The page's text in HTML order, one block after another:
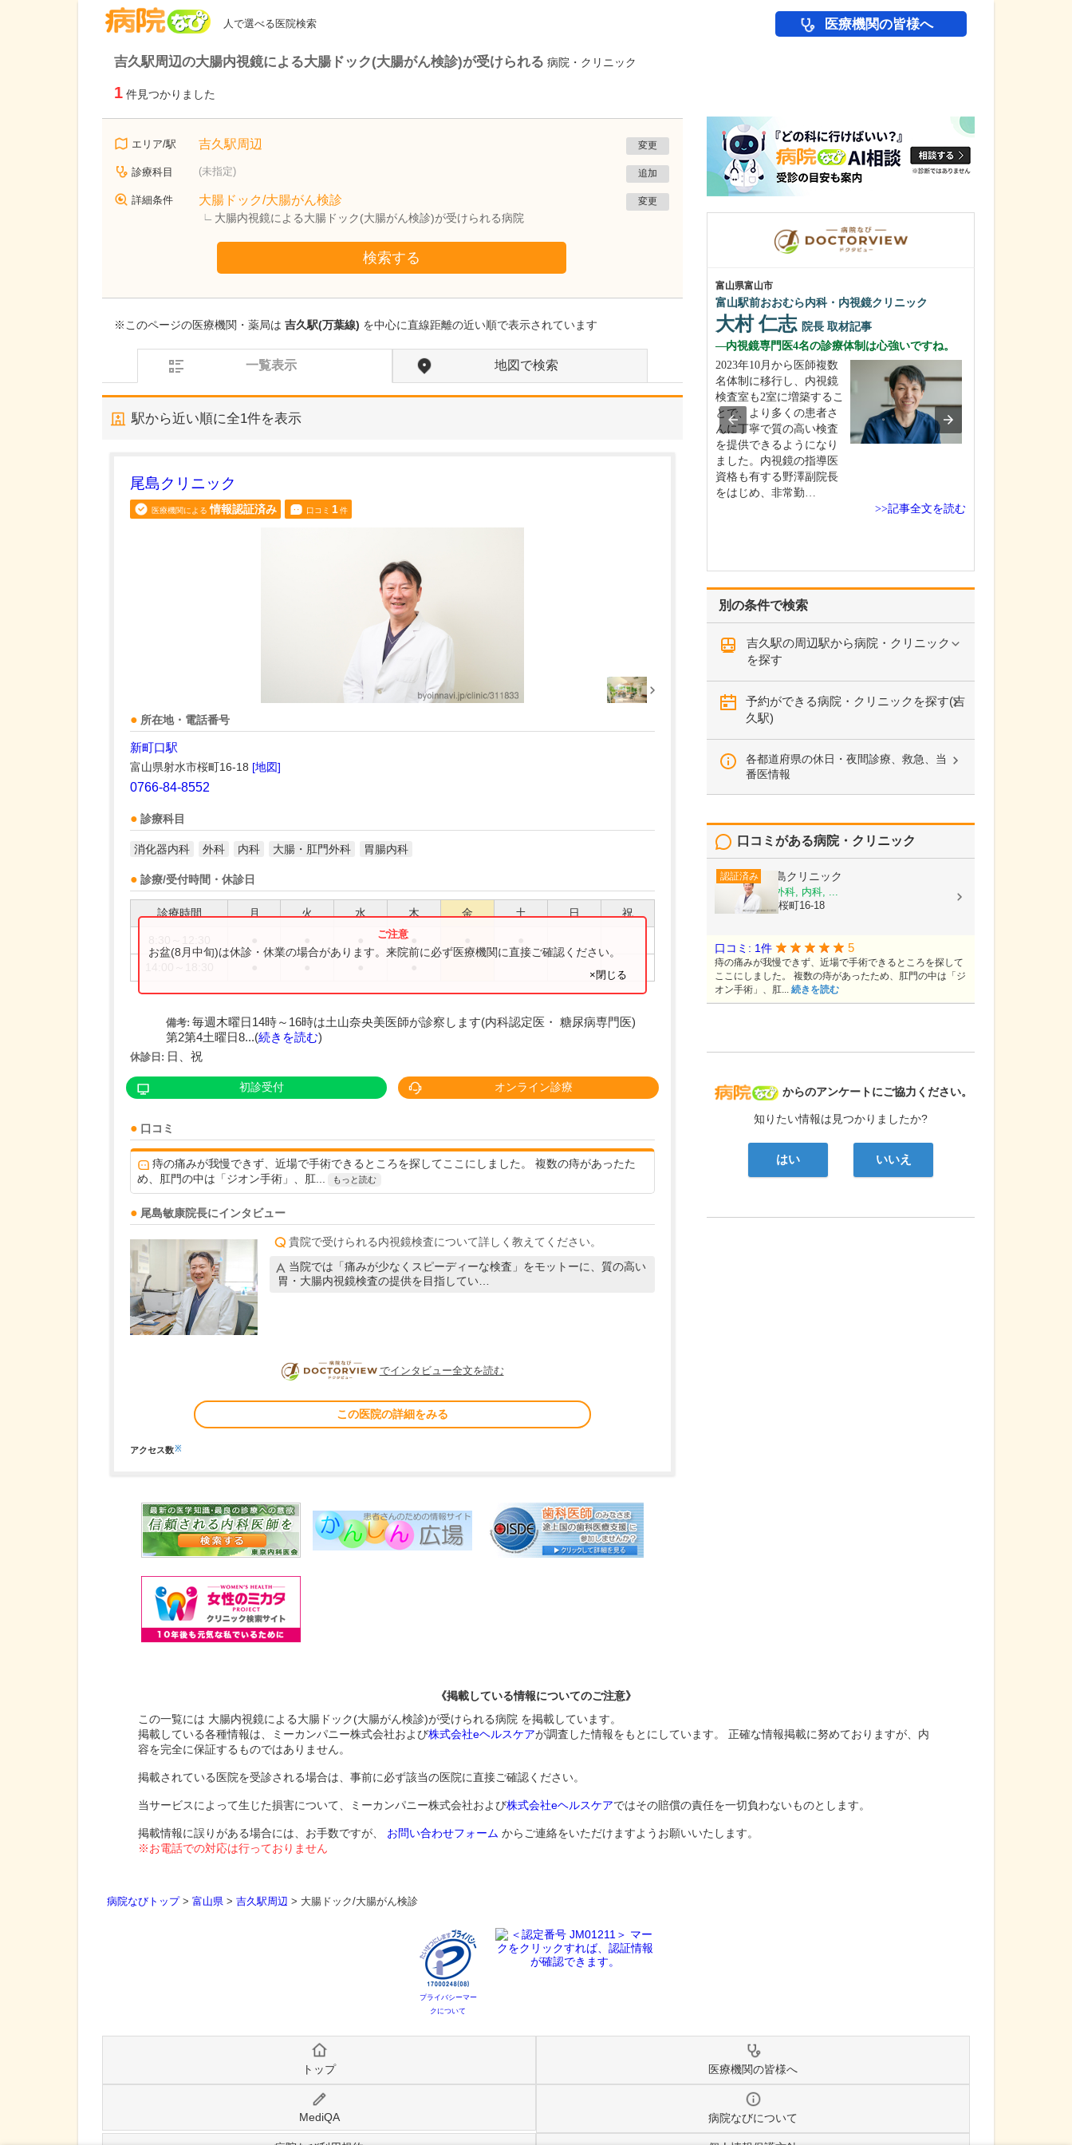
人で選べる医院検索 医療機関の皆様へ
吉久駅周辺の大腸内視鏡による大腸ドック(大腸がん検診)が受けられる 病院・クリニック
1 件見つかりました
エリア/駅 吉久駅周辺 変更
診療科目 (未指定) 追加
詳細条件 大腸ドック/大腸がん検診
大腸内視鏡による大腸ドック(大腸がん検診)が受けられる病院
変更
検索する
※このページの医療機関・薬局は 吉久駅(万葉線) を中心に直線距離の近い順で表示されています
一覧表示 地図で検索
駅から近い順に全1件を表示
尾島クリニック
医療機関による 情報認証済み 口コミ 1件
所在地・電話番号
新町口駅
富山県射水市桜町16-18 [地図]
0766-84-8552
診療科目
消化器内科 外科 内科 大腸・肛門外科 胃腸内科
診療/受付時間・休診日
診療時間 月 火 水 木 金 土 日 祝
お盆(8月中旬)は休診・休業の場合があります。来院前に必ず医療機関に直接ご確認ください。
×閉じる
備考: 毎週木曜日14時～16時は土山奈央美医師が診察します(内科認定医・ 糖尿病専門医)
第2第4土曜日8...(続きを読む)
休診日: 日、祝
初診受付 オンライン診療
口コミ
痔の痛みが我慢できず、近場で手術できるところを探してここにしました。 複数の痔があったた
め、肛門の中は「ジオン手術」、肛...
もっと読む
尾島敏康院長にインタビュー
貴院で受けられる内視鏡検査について詳しく教えてください。
当院では「痛みが少なくスピーディーな検査」をモットーに、質の高い
胃・大腸内視鏡検査の提供を目指してい…
DOCTORVIEW
でインタビュー全文を読む
この医院の詳細をみる
アクセス数※
別の条件で検索
吉久駅の周辺駅から病院・クリニック
を探す
予約ができる病院・クリニックを探す(吉
久駅)
各都道府県の休日・夜間診療、救急、当
番医情報
病院なび
からのアンケートにご協力ください。
知りたい情報は見つかりましたか?
はい いいえ
口コミがある病院・クリニック
認証済み 尾島クリニック
消化器内科, 外科, 内科, ...
富山県射水市桜町16-18
口コミ: 1件 5
痔の痛みが我慢できず、近場で手術できるところを探して
ここにしました。 複数の痔があったため、肛門の中は「ジ
オン手術」、肛... 続きを読む
尾島クリニック
尾島 敏康院長取材記事
えてください。
当院では「痛みが少なく
スピーディーな検査」を
富山県富山市
富山駅前おおむら内科・内視鏡クリニック
大村 仁志 院長 取材記事
内視鏡専門医4名の診療体制は心強いですね。
2023年10月から医師複数
名体制に移行し、内視鏡
検査室も2室に増築するこ
とで、より多くの患者さ
んに丁寧で質の高い検査
を提供できるようになり
ました。内視鏡の指導医
資格も有する野澤副院長
をはじめ、非常勤…
>>記事全文を読む
《掲載している情報についてのご注意》
この一覧には 大腸内視鏡による大腸ドック(大腸がん検診)が受けられる病院 を掲載しています。
掲載している各種情報は、ミーカンパニー株式会社および株式会社eヘルスケアが調査した情報をもとにしています。 正確な情報掲載に努めておりますが、内
容を完全に保証するものではありません。
掲載されている医院を受診される場合は、事前に必ず該当の医院に直接ご確認ください。
当サービスによって生じた損害について、ミーカンパニー株式会社および株式会社eヘルスケアではその賠償の責任を一切負わないものとします。
掲載情報に誤りがある場合には、お手数ですが、 お問い合わせフォーム からご連絡をいただけますようお願いいたします。
※お電話での対応は行っておりません
病院なびトップ> 富山県 > 吉久駅周辺 > 大腸ドック/大腸がん検診
プライバシーマー
クについて
トップ 医療機関の皆様へ
MediQA 病院なびについて